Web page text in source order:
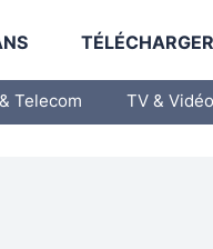
Telecom TV & Vidéo